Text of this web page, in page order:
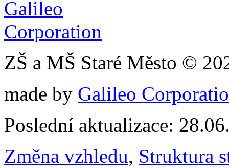
ZŠ a MŠ Staré Město ©
made by Galileo
Poslední aktualizace:
Změna vzhledu, Struktura